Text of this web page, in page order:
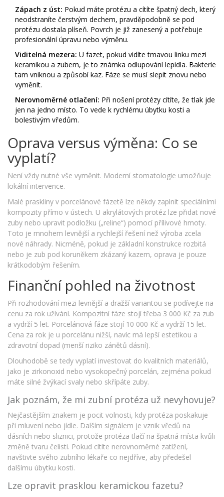
Zápach z úst: Pokud máte protézu a cítíte špatný dech, který
neodstraníte čerstvým dechem, pravděpodobně se pod
protézu dostala plíseň. Povrch je již zanesený a potřebuje
profesionální úpravu nebo výměnu.
Viditelná mezera: U fazet, pokud vidíte tmavou linku mezi
keramikou a zubem, je to známka odlupování lepidla. Bakterie
tam vniknou a způsobí kaz. Fáze se musí slepit znovu nebo
vyměnit.
Nerovnoměrné otlačení: Při nošení protézy cítíte, že tlak jde
jen na jedno místo. To vede k rychlému úbytku kosti a
bolestivým vředům.
Oprava versus výměna: Co se
vyplatí?
Není vždy nutné vše vyměnit. Moderní stomatologie umožňuje
lokální intervence.
Malé praskliny v porcelánové fázetě lze někdy zaplnit speciálními
kompozity přímo v ústech. U akrylátových protéz lze přidat nové
zuby nebo upravit podložku („reline“) pomocí přílivové hmoty.
Toto je mnohem levnější a rychlejší řešení než výroba zcela
nové náhrady. Nicméně, pokud je základní konstrukce rozbitá
nebo je zub pod koruněkem zkázaný kazem, oprava je pouze
krátkodobým řešením.
Finanční pohled na životnost
Při rozhodování mezi levnější a dražší variantou se podívejte na
cenu za rok užívání. Kompozitní fáze stojí třeba 3 000 Kč za zub
a vydrží 5 let. Porcelánová fáze stojí 10 000 Kč a vydrží 15 let.
Cena za rok je u porcelánu nižší, navíc má lepší estetikou a
zdravotní dopad (menší riziko zánětů dásní).
Dlouhodobě se tedy vyplatí investovat do kvalitních materiálů,
jako je zirkonoxid nebo vysokopečný porcelán, zejména pokud
máte silné žvýkací svaly nebo skřípáte zuby.
Jak poznám, že mi zubní protéza už nevyhovuje?
Nejčastějším znakem je pocit volnosti, kdy protéza poskakuje
při mluvení nebo jídle. Dalším signálem je vznik vředů na
dásních nebo sliznici, protože protéza tlačí na špatná místa kvůli
změně tvaru čelisti. Pokud cítíte nerovnoměrné zatížení,
navštivte svého zubního lékaře co nejdříve, aby předešel
dalšímu úbytku kosti.
Lze opravit prasklou keramickou fazetu?